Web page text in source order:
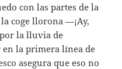
con las partes de la
coge llorona —¡Ay,
la lluvia de
en la primera línea de
asegura que eso no